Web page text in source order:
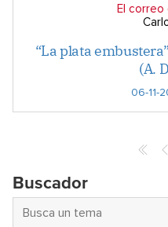
El correo
“La plata
(A.
06-11-
Buscador